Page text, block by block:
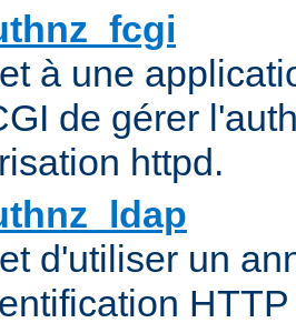
à une
de gérer
httpd.
d'utiliser un